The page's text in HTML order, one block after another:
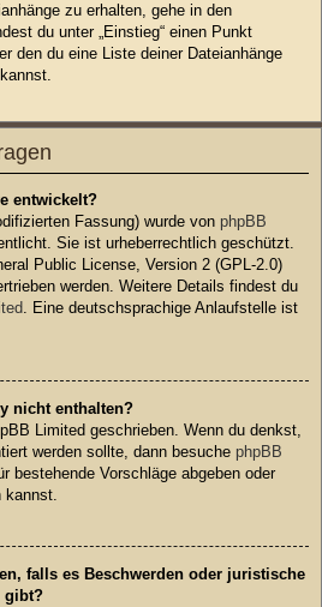
zu erhalten, gehe in den
du unter „Einstieg“ einen Punkt
den du eine Liste deiner Dateianhänge
entwickelt?
Fassung) wurde von phpBB
Sie ist urheberrechtlich geschützt.
Public License, Version 2 (GPL-2.0)
werden. Weitere Details findest du
. Eine deutschsprachige Anlaufstelle ist
nicht enthalten?
Limited geschrieben. Wenn du denkst,
werden sollte, dann besuche phpBB
bestehende Vorschläge abgeben oder
kannst.
falls es Beschwerden oder juristische
gibt?